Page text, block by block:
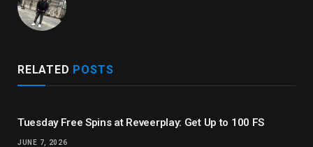
RELATED POSTS
Tuesday Free Spins at Reveerplay: Get Up to 100 FS
JUNE 7, 2026